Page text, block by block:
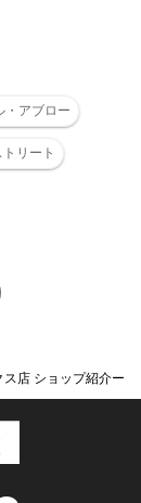
・アブロー
トリート
店 ショップ紹介ー ...